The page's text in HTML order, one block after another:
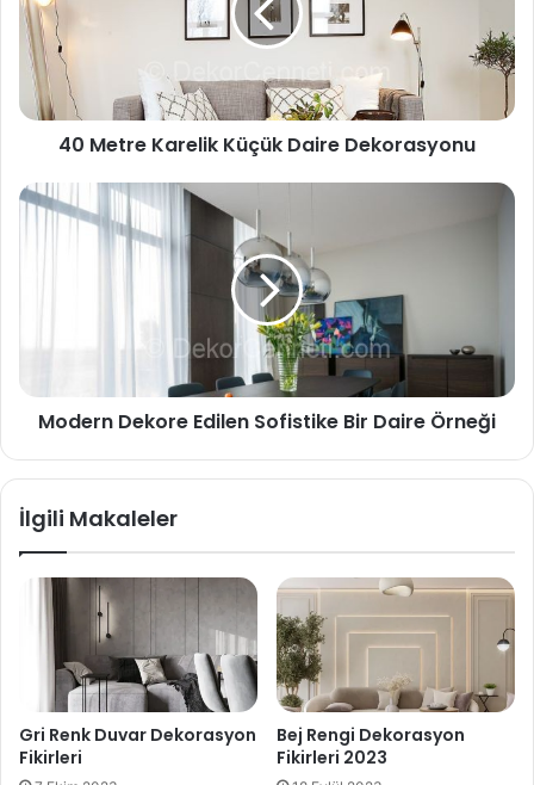
40 Metre Karelik Küçük Daire Dekorasyonu
Modern Dekore Edilen Sofistike Bir Daire Örneği
İlgili Makaleler
Gri Renk Duvar Dekorasyon
Fikirleri
Bej Rengi Dekorasyon
Fikirleri 2023